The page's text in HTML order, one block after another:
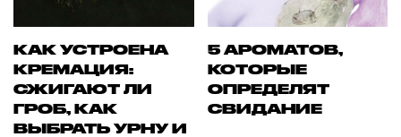
КАК УСТРОЕНА
КРЕМАЦИЯ:
СЖИГАЮТ ЛИ
ГРОБ, КАК
ВЫБРАТЬ УРНУ И
5 АРОМАТОВ,
КОТОРЫЕ
ОПРЕДЕЛЯТ
СВИДАНИЕ